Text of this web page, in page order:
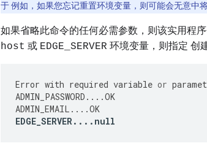
于 例如，如果您忘记重置环境变量，则可能会无意中
如果省略此命令的任何必需参数，则该实用程
host 或 EDGE_SERVER 环境变量，则指定 创
Error with required variable or
ADMIN_PASSWORD ....OK
ADMIN_EMAIL ....OK
EDGE_SERVER.... null